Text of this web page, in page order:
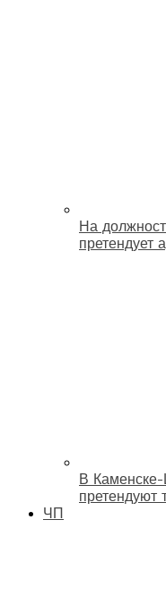
На
претендует
В
претендуют
ЧП